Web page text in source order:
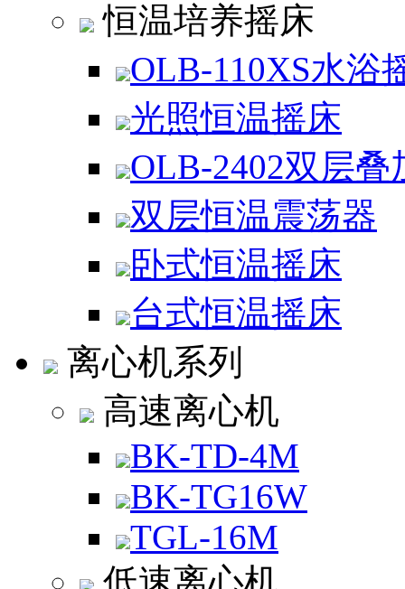
恒温培养摇床
OLB-110XS水浴
光照恒温摇床
OLB-2402双层
双层恒温震荡器
卧式恒温摇床
台式恒温摇床
离心机系列
高速离心机
BK-TD-4M
BK-TG16W
TGL-16M